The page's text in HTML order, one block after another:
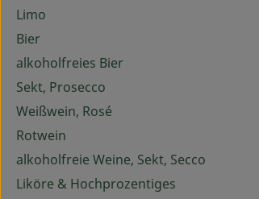
Limo
Bier
alkoholfreies Bier
Sekt, Prosecco
Weißwein, Rosé
Rotwein
alkoholfreie Weine, Sekt, Secco
Liköre & Hochprozentiges